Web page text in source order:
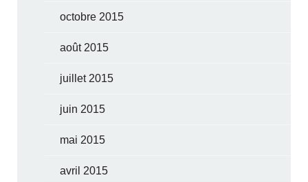
octobre 2015
août 2015
juillet 2015
juin 2015
mai 2015
avril 2015